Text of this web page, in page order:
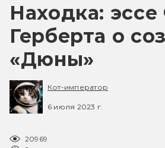
Находка:
Герберта о
«Дюны»
Кот-император
6 июля 2023 г.
20969